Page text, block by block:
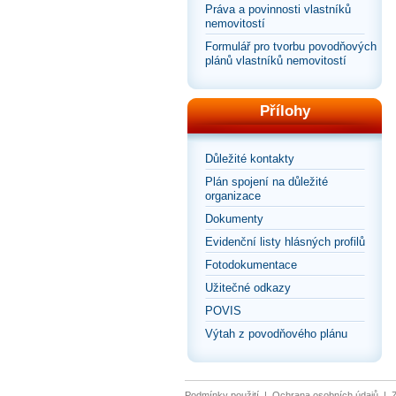
Práva a povinnosti vlastníků
nemovitostí
Formulář pro tvorbu povodňových
plánů vlastníků nemovitostí
Přílohy
Důležité kontakty
Plán spojení na důležité
organizace
Dokumenty
Evidenční listy hlásných profilů
Fotodokumentace
Užitečné odkazy
POVIS
Výtah z povodňového plánu